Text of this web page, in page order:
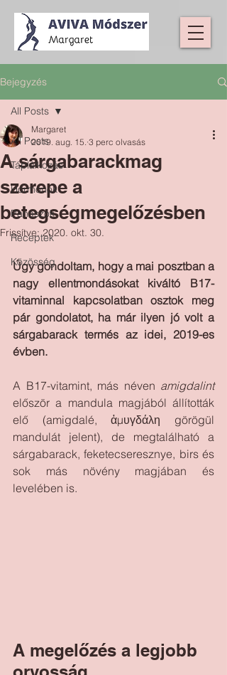
Bejegyzés
All Posts
Táplálkozás
Hormonok
Panaszok
Receptek
Közösség
All Posts
A sárgabarackmag
szerepe a
betegségmegelőzésben
Margaret
2019. aug. 15. 3 perc olvasás
Frissítve:2020. okt. 30.
Úgy gondoltam, hogy a mai posztban a
nagy ellentmondásokat kiváltó B17-
vitaminnal kapcsolatban osztok meg
pár gondolatot, ha már ilyen jó volt a
sárgabarack termés az idei, 2019-es
évben.
A B17-vitamint, más néven amigdalint
először a mandula magjából állították
elő (amigdalé, ἀμυγδάλη görögül
mandulát jelent), de megtalálható a
sárgabarack, feketecseresznye, birs és
sok más növény magjában és
levelében is.
A megelőzés a legjobb